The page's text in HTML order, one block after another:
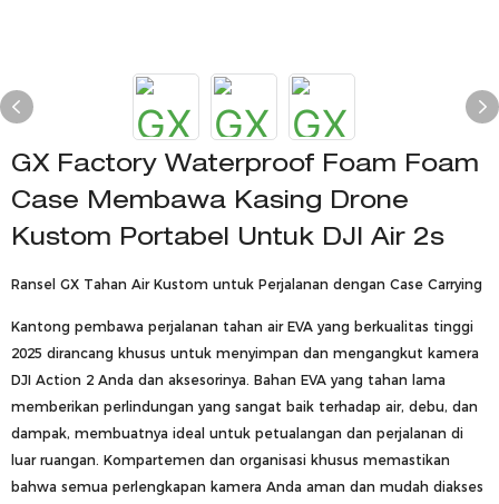
GX Factory Waterproof Foam Foam
Case Membawa Kasing Drone
Kustom Portabel Untuk DJI Air 2s
Ransel GX Tahan Air Kustom untuk Perjalanan dengan Case Carrying
Kantong pembawa perjalanan tahan air EVA yang berkualitas tinggi
2025 dirancang khusus untuk menyimpan dan mengangkut kamera
DJI Action 2 Anda dan aksesorinya. Bahan EVA yang tahan lama
memberikan perlindungan yang sangat baik terhadap air, debu, dan
dampak, membuatnya ideal untuk petualangan dan perjalanan di
luar ruangan. Kompartemen dan organisasi khusus memastikan
bahwa semua perlengkapan kamera Anda aman dan mudah diakses